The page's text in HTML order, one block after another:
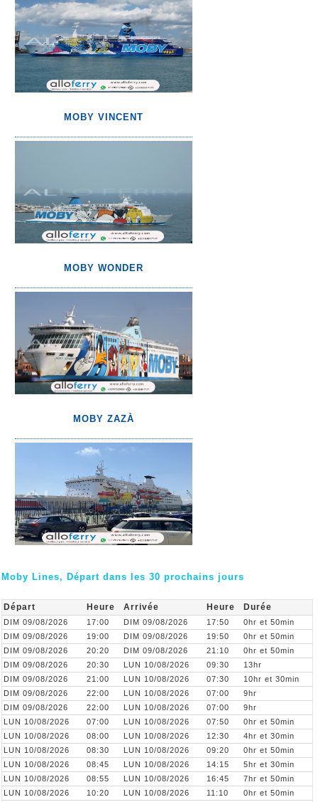
MOBY VINCENT
MOBY WONDER
MOBY ZAZÀ
Moby Lines, Départ dans les 30 prochains jours
Départ Heure Arrivée Heure Durée
DIM 09/08/2026 17:00 DIM 09/08/2026 17:50
0hr et 50min
DIM 09/08/2026
19:00 DIM 09/08/2026 19:50
0hr et 50min
DIM 09/08/2026
20:20 DIM 09/08/2026 21:10
0hr et 50min
DIM 09/08/2026
20:30 LUN 10/08/2026 09:30
13hr
DIM 09/08/2026
21:00 LUN 10/08/2026 07:30
10hr et 30min
DIM 09/08/2026
22:00 LUN 10/08/2026 07:00
9hr
DIM 09/08/2026
22:00 LUN 10/08/2026 07:00
9hr
LUN 10/08/2026
07:00 LUN 10/08/2026 07:50
0hr et 50min
LUN 10/08/2026
08:00 LUN 10/08/2026 12:30
4hr et 30min
LUN 10/08/2026
08:30 LUN 10/08/2026 09:20
0hr et 50min
LUN 10/08/2026
08:45 LUN 10/08/2026 14:15
5hr et 30min
LUN 10/08/2026
08:55 LUN 10/08/2026 16:45
7hr et 50min
LUN 10/08/2026
10:20 LUN 10/08/2026 11:10
0hr et 50min